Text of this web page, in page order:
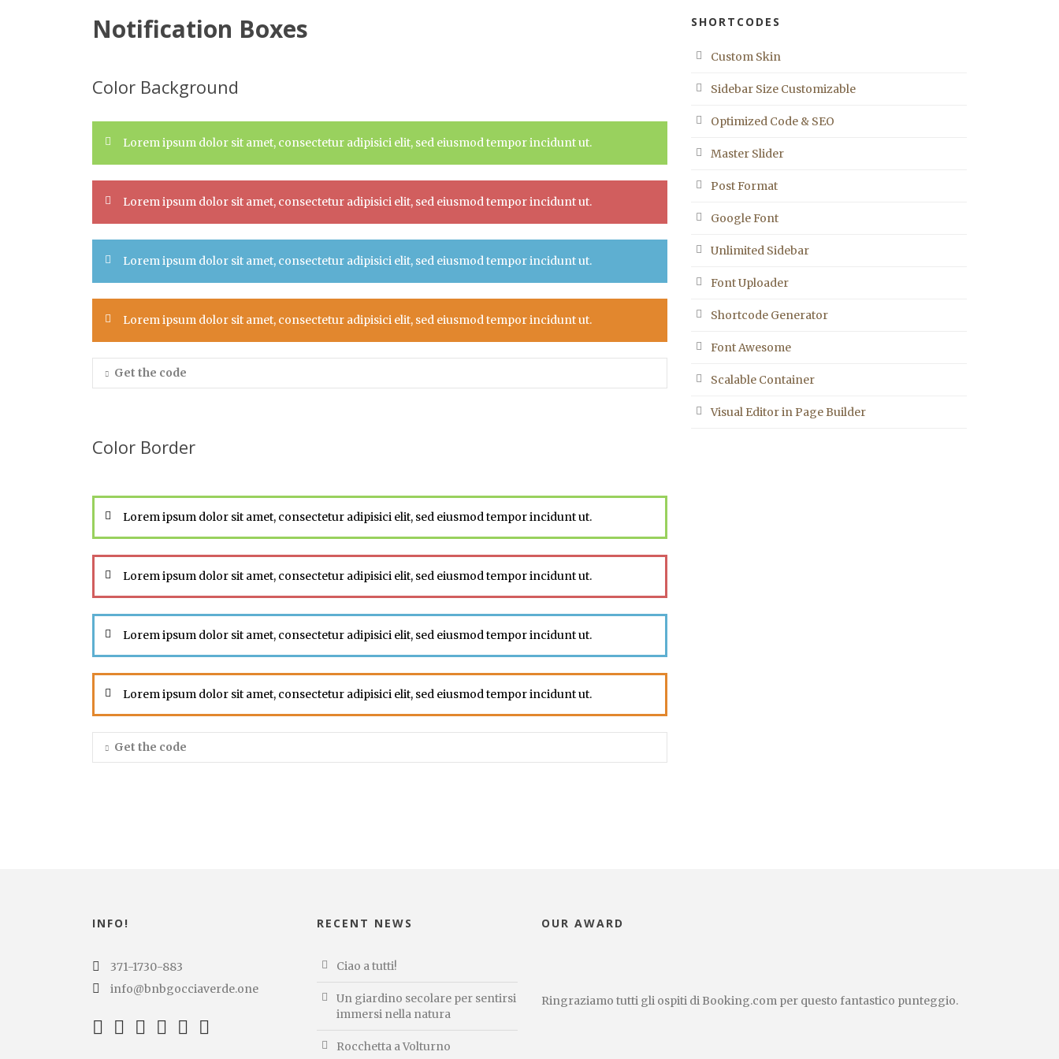
Notification Boxes
Color Background
Lorem ipsum dolor sit amet, consectetur adipisici elit, sed eiusmod tempor incidunt ut.
Lorem ipsum dolor sit amet, consectetur adipisici elit, sed eiusmod tempor incidunt ut.
Lorem ipsum dolor sit amet, consectetur adipisici elit, sed eiusmod tempor incidunt ut.
Lorem ipsum dolor sit amet, consectetur adipisici elit, sed eiusmod tempor incidunt ut.
Get the code
Color Border
Lorem ipsum dolor sit amet, consectetur adipisici elit, sed eiusmod tempor incidunt ut.
Lorem ipsum dolor sit amet, consectetur adipisici elit, sed eiusmod tempor incidunt ut.
Lorem ipsum dolor sit amet, consectetur adipisici elit, sed eiusmod tempor incidunt ut.
Lorem ipsum dolor sit amet, consectetur adipisici elit, sed eiusmod tempor incidunt ut.
Get the code
SHORTCODES
Custom Skin
Sidebar Size Customizable
Optimized Code & SEO
Master Slider
Post Format
Google Font
Unlimited Sidebar
Font Uploader
Shortcode Generator
Font Awesome
Scalable Container
Visual Editor in Page Builder
INFO!
371-1730-883
info@bnbgocciaverde.one
RECENT NEWS
Ciao a tutti!
Un giardino secolare per sentirsi
immersi nella natura
Rocchetta a Volturno
OUR AWARD
Ringraziamo tutti gli ospiti di Booking.com per questo fantastico punteggio.